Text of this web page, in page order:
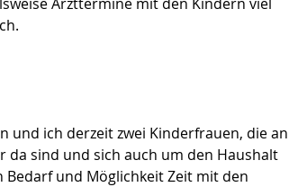
und ich derzeit zwei Kinderfrauen, die an
da sind und sich auch um den Haushalt
und Möglichkeit Zeit mit den